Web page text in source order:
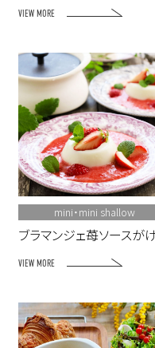
VIEW MORE
mini・mini shallow
ブラマンジェ苺ソースが
VIEW MORE